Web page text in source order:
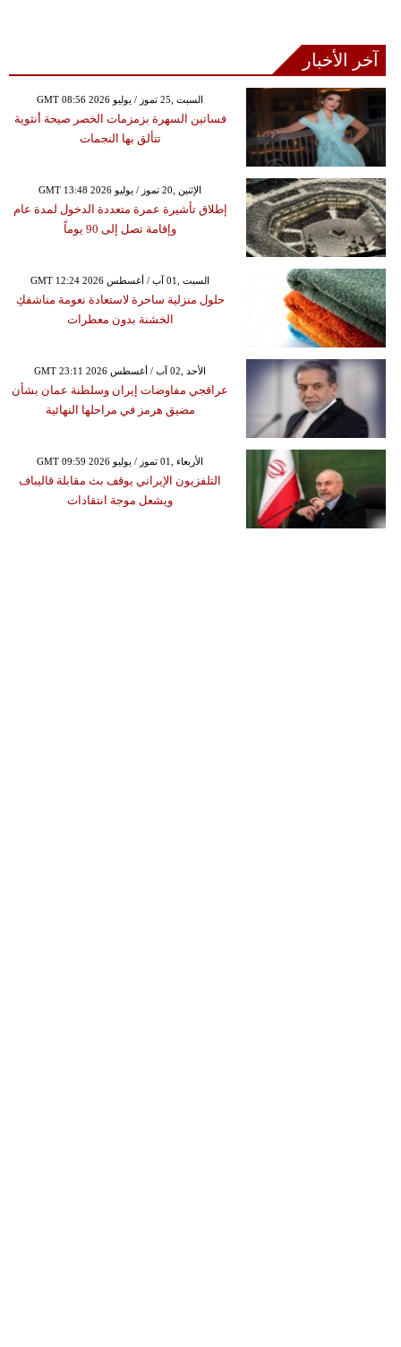
آخر الأخبار
GMT 08:56 2026 السبت ,25 تموز / يوليو
فساتين السهرة بزمزمات الخصر صيحة أنثوية
تتألق بها النجمات
GMT 13:48 2026 الإثنين ,20 تموز / يوليو
إطلاق تأشيرة عمرة متعددة الدخول لمدة عام
وإقامة تصل إلى 90 يوماً
GMT 12:24 2026 السبت ,01 آب / أغسطس
حلول منزلية ساحرة لاستعادة نعومة مناشفكِ
الخشنة بدون معطرات
GMT 23:11 2026 الأحد ,02 آب / أغسطس
عراقجي مفاوضات إيران وسلطنة عمان بشأن
مضيق هرمز في مراحلها النهائية
GMT 09:59 2026 الأربعاء ,01 تموز / يوليو
التلفزيون الإيراني يوقف بث مقابلة قاليباف
ويشعل موجة انتقادات